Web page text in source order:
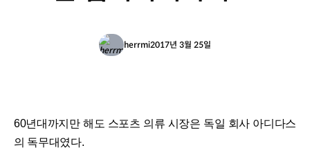
herrmi2017년 3월 25일
60년대까지만 해도 스포츠 의류 시장은 독일 회사 아디다스
의 독무대였다.